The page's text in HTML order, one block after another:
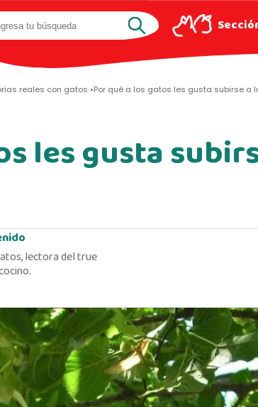
reales con gatos Por qué a los gatos les gusta subirse a
les gusta
lectora del true